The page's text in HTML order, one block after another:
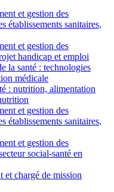
et gestion des
établissements sanitaires,
et gestion des
handicap et emploi
la santé : technologies
médicale
: nutrition, alimentation
et gestion des
établissements sanitaires,
et gestion des
social-santé en
et chargé de mission